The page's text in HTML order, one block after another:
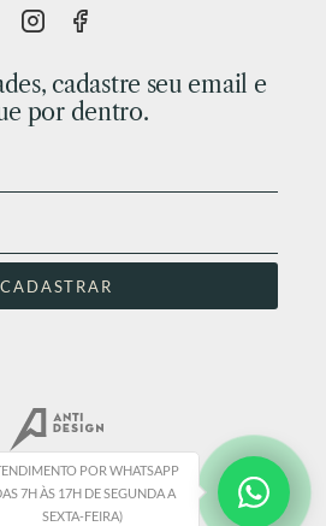
POR WHATSAPP
7H ÀS 17H DE SEGUNDA A
SEXTA-FEIRA)
cadastre seu email e
por dentro.